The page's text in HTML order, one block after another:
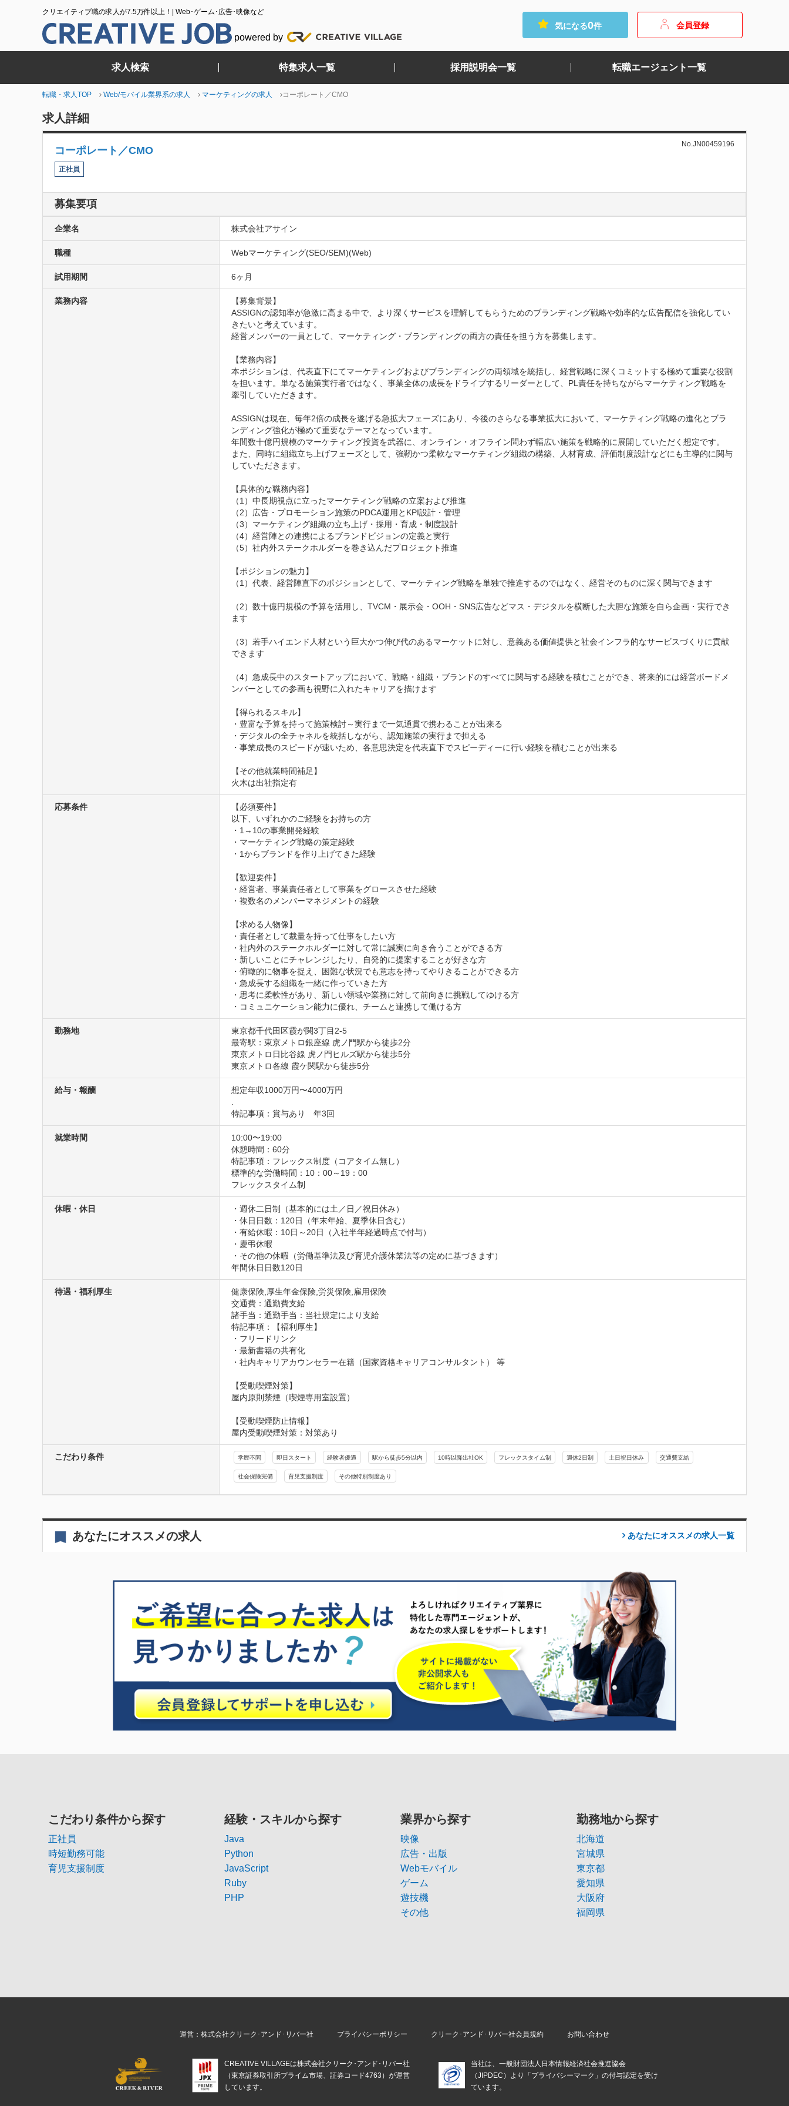
クリエイティブ職の求人が7.5万件以上！| Web･ゲーム･広告･映像など
powered by
気になる0件 会員登録
求人検索 特集求人一覧 採用説明会一覧 転職エージェント一覧
転職・求人TOP Web/モバイル業界系の求人 マーケティングの求人 コーポレート／CMO
求人詳細
コーポレート／CMO
No.JN00459196
正社員
募集要項
企業名 株式会社アサイン
職種 Webマーケティング(SEO/SEM)(Web)
試用期間 6ヶ月
業務内容
【募集背景】
ASSIGNの認知率が急激に高まる中で、より深くサービスを理解してもらうためのブランディング戦略や効率的な広告配信を強化してい
きたいと考えています。
経営メンバーの一員として、マーケティング・ブランディングの両方の責任を担う方を募集します。
【業務内容】
本ポジションは、代表直下にてマーケティングおよびブランディングの両領域を統括し、経営戦略に深くコミットする極めて重要な役割
を担います。単なる施策実行者ではなく、事業全体の成長をドライブするリーダーとして、PL責任を持ちながらマーケティング戦略を
牽引していただきます。
ASSIGNは現在、毎年2倍の成長を遂げる急拡大フェーズにあり、今後のさらなる事業拡大において、マーケティング戦略の進化とブラ
ンディング強化が極めて重要なテーマとなっています。
年間数十億円規模のマーケティング投資を武器に、オンライン・オフライン問わず幅広い施策を戦略的に展開していただく想定です。
また、同時に組織立ち上げフェーズとして、強靭かつ柔軟なマーケティング組織の構築、人材育成、評価制度設計などにも主導的に関与
していただきます。
【具体的な職務内容】
（1）中長期視点に立ったマーケティング戦略の立案および推進
（2）広告・プロモーション施策のPDCA運用とKPI設計・管理
（3）マーケティング組織の立ち上げ・採用・育成・制度設計
（4）経営陣との連携によるブランドビジョンの定義と実行
（5）社内外ステークホルダーを巻き込んだプロジェクト推進
【ポジションの魅力】
（1）代表、経営陣直下のポジションとして、マーケティング戦略を単独で推進するのではなく、経営そのものに深く関与できます
（2）数十億円規模の予算を活用し、TVCM・展示会・OOH・SNS広告などマス・デジタルを横断した大胆な施策を自ら企画・実行でき
ます
（3）若手ハイエンド人材という巨大かつ伸び代のあるマーケットに対し、意義ある価値提供と社会インフラ的なサービスづくりに貢献
できます
（4）急成長中のスタートアップにおいて、戦略・組織・ブランドのすべてに関与する経験を積むことができ、将来的には経営ボードメ
ンバーとしての参画も視野に入れたキャリアを描けます
【得られるスキル】
・豊富な予算を持って施策検討～実行まで一気通貫で携わることが出来る
・デジタルの全チャネルを統括しながら、認知施策の実行まで担える
・事業成長のスピードが速いため、各意思決定を代表直下でスピーディーに行い経験を積むことが出来る
【その他就業時間補足】
火木は出社指定有
応募条件
【必須要件】
以下、いずれかのご経験をお持ちの方
・1→10の事業開発経験
・マーケティング戦略の策定経験
・1からブランドを作り上げてきた経験
【歓迎要件】
・経営者、事業責任者として事業をグロースさせた経験
・複数名のメンバーマネジメントの経験
【求める人物像】
・責任者として裁量を持って仕事をしたい方
・社内外のステークホルダーに対して常に誠実に向き合うことができる方
・新しいことにチャレンジしたり、自発的に提案することが好きな方
・俯瞰的に物事を捉え、困難な状況でも意志を持ってやりきることができる方
・急成長する組織を一緒に作っていきた方
・思考に柔軟性があり、新しい領域や業務に対して前向きに挑戦してゆける方
・コミュニケーション能力に優れ、チームと連携して働ける方
勤務地
東京都千代田区霞が関3丁目2-5
最寄駅：東京メトロ銀座線 虎ノ門駅から徒歩2分
東京メトロ日比谷線 虎ノ門ヒルズ駅から徒歩5分
東京メトロ各線 霞ケ関駅から徒歩5分
給与・報酬
想定年収1000万円〜4000万円
特記事項：賞与あり　年3回
就業時間
10:00〜19:00
休憩時間：60分
特記事項：フレックス制度（コアタイム無し）
標準的な労働時間：10：00～19：00
フレックスタイム制
休暇・休日
・週休二日制（基本的には土／日／祝日休み）
・休日日数：120日（年末年始、夏季休日含む）
・有給休暇：10日～20日（入社半年経過時点で付与）
・慶弔休暇
・その他の休暇（労働基準法及び育児介護休業法等の定めに基づきます）
年間休日日数120日
待遇・福利厚生
健康保険,厚生年金保険,労災保険,雇用保険
交通費：通勤費支給
諸手当：通勤手当：当社規定により支給
特記事項：【福利厚生】
・フリードリンク
・最新書籍の共有化
・社内キャリアカウンセラー在籍（国家資格キャリアコンサルタント） 等
【受動喫煙対策】
屋内原則禁煙（喫煙専用室設置）
【受動喫煙防止情報】
屋内受動喫煙対策：対策あり
こだわり条件 学歴不問 即日スタート 経験者優遇 駅から徒歩5分以内 10時以降出社OK フレックスタイム制 週休2日制 土日祝日休み 交通費支給
社会保険完備 育児支援制度 その他特別制度あり
あなたにオススメの求人 あなたにオススメの求人一覧
こだわり条件から探す
正社員
時短勤務可能
育児支援制度
経験・スキルから探す
Java
Python
JavaScript
Ruby
PHP
業界から探す
映像
広告・出版
Webモバイル
ゲーム
遊技機
その他
勤務地から探す
北海道
宮城県
東京都
愛知県
大阪府
福岡県
運営：株式会社クリーク･アンド･リバー社 プライバシーポリシー クリーク･アンド･リバー社会員規約 お問い合わせ
CREATIVE VILLAGEは株式会社クリーク･アンド･リバー社
（東京証券取引所プライム市場、証券コード4763）が運営
しています。
当社は、一般財団法人日本情報経済社会推進協会
（JIPDEC）より「プライバシーマーク」の付与認定を受け
ています。